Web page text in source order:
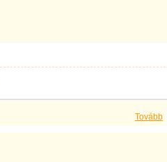
Tovább